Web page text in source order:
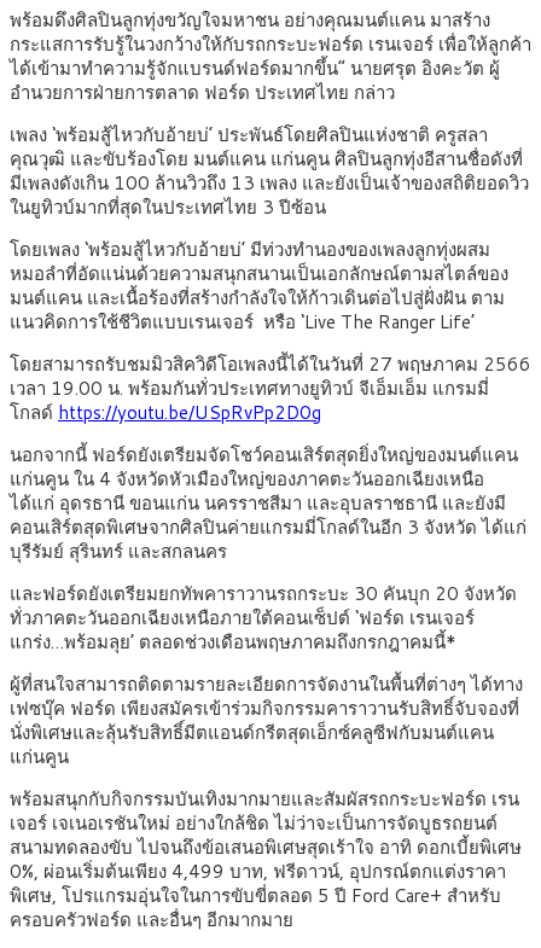
พร้อมดึงศิลปินลูกทุ่งขวัญใจมหาชน อย่างคุณมนต์แคน มาสร้าง
กระแสการรับรู้ในวงกว้างให้กับรถกระบะฟอร์ด เรนเจอร์ เพื่อให้ลูกค้า
ได้เข้ามาทำความรู้จักแบรนด์ฟอร์ดมากขึ้น” นายศรุต อิงคะวัต ผู้
อำนวยการฝ่ายการตลาด ฟอร์ด ประเทศไทย กล่าว
เพลง ‘พร้อมสู้ไหวกับอ้ายบ่’ ประพันธ์โดยศิลปินแห่งชาติ ครูสลา
คุณวุฒิ และขับร้องโดย มนต์แคน แก่นคูน ศิลปินลูกทุ่งอีสานชื่อดังที่
มีเพลงดังเกิน 100 ล้านวิวถึง 13 เพลง และยังเป็นเจ้าของสถิติยอดวิว
ในยูทิวบ์มากที่สุดในประเทศไทย 3 ปีซ้อน
โดยเพลง ‘พร้อมสู้ไหวกับอ้ายบ่’ มีท่วงทำนองของเพลงลูกทุ่งผสม
หมอลำที่อัดแน่นด้วยความสนุกสนานเป็นเอกลักษณ์ตามสไตล์ของ
มนต์แคน และเนื้อร้องที่สร้างกำลังใจให้ก้าวเดินต่อไปสู่ฝั่งฝัน ตาม
แนวคิดการใช้ชีวิตแบบเรนเจอร์ หรือ ‘Live The Ranger Life’
โดยสามารถรับชมมิวสิควิดีโอเพลงนี้ได้ในวันที่ 27 พฤษภาคม 2566
เวลา 19.00 น. พร้อมกันทั่วประเทศทางยูทิวบ์ จีเอ็มเอ็ม แกรมมี่
โกลด์ https://youtu.be/USpRvPp2D0g
นอกจากนี้ ฟอร์ดยังเตรียมจัดโชว์คอนเสิร์ตสุดยิ่งใหญ่ของมนต์แคน
แก่นคูน ใน 4 จังหวัดหัวเมืองใหญ่ของภาคตะวันออกเฉียงเหนือ
ได้แก่ อุดรธานี ขอนแก่น นครราชสีมา และอุบลราชธานี และยังมี
คอนเสิร์ตสุดพิเศษจากศิลปินค่ายแกรมมี่โกลด์ในอีก 3 จังหวัด ได้แก่
บุรีรัมย์ สุรินทร์ และสกลนคร
และฟอร์ดยังเตรียมยกทัพคาราวานรถกระบะ 30 คันบุก 20 จังหวัด
ทั่วภาคตะวันออกเฉียงเหนือภายใต้คอนเซ็ปต์ ‘ฟอร์ด เรนเจอร์
แกร่ง…พร้อมลุย’ ตลอดช่วงเดือนพฤษภาคมถึงกรกฎาคมนี้*
ผู้ที่สนใจสามารถติดตามรายละเอียดการจัดงานในพื้นที่ต่างๆ ได้ทาง
เฟซบุ๊ค ฟอร์ด เพียงสมัครเข้าร่วมกิจกรรมคาราวานรับสิทธิ์จับจองที่
นั่งพิเศษและลุ้นรับสิทธิ์มีตแอนด์กรีตสุดเอ็กซ์คลูซีฟกับมนต์แคน
แก่นคูน
พร้อมสนุกกับกิจกรรมบันเทิงมากมายและสัมผัสรถกระบะฟอร์ด เรน
เจอร์ เจเนอเรชันใหม่ อย่างใกล้ชิด ไม่ว่าจะเป็นการจัดบูธรถยนต์
สนามทดลองขับ ไปจนถึงข้อเสนอพิเศษสุดเร้าใจ อาทิ ดอกเบี้ยพิเศษ
0%, ผ่อนเริ่มต้นเพียง 4,499 บาท, ฟรีดาวน์, อุปกรณ์ตกแต่งราคา
พิเศษ, โปรแกรมอุ่นใจในการขับขี่ตลอด 5 ปี Ford Care+ สำหรับ
ครอบครัวฟอร์ด และอื่นๆ อีกมากมาย